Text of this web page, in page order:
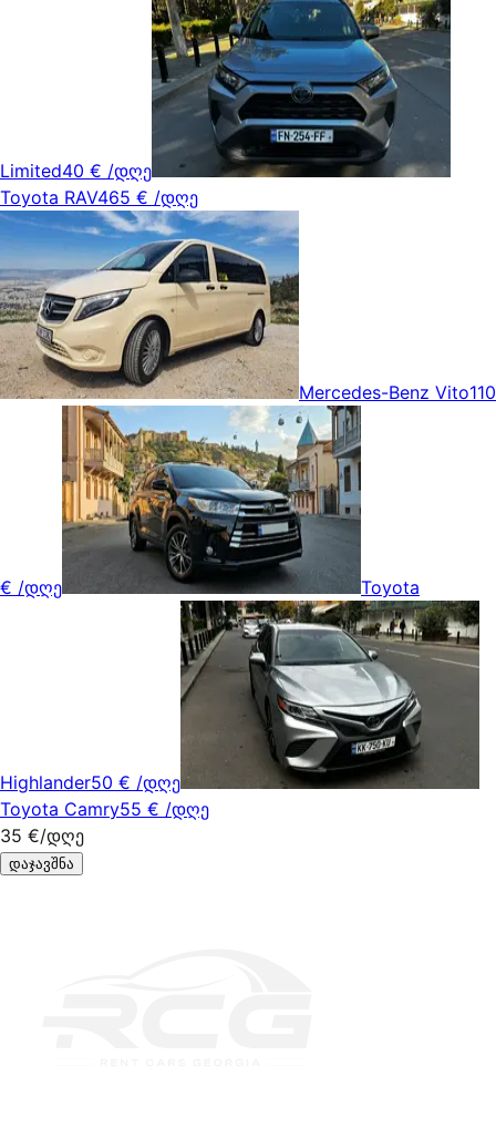
Limited40 € /დღე
Toyota RAV465 € /დღე
Mercedes-Benz Vito110
€ /დღე Toyota
Highlander50 € /დღე
Toyota Camry55 € /დღე
35 €/დღე
დაჯავშნა